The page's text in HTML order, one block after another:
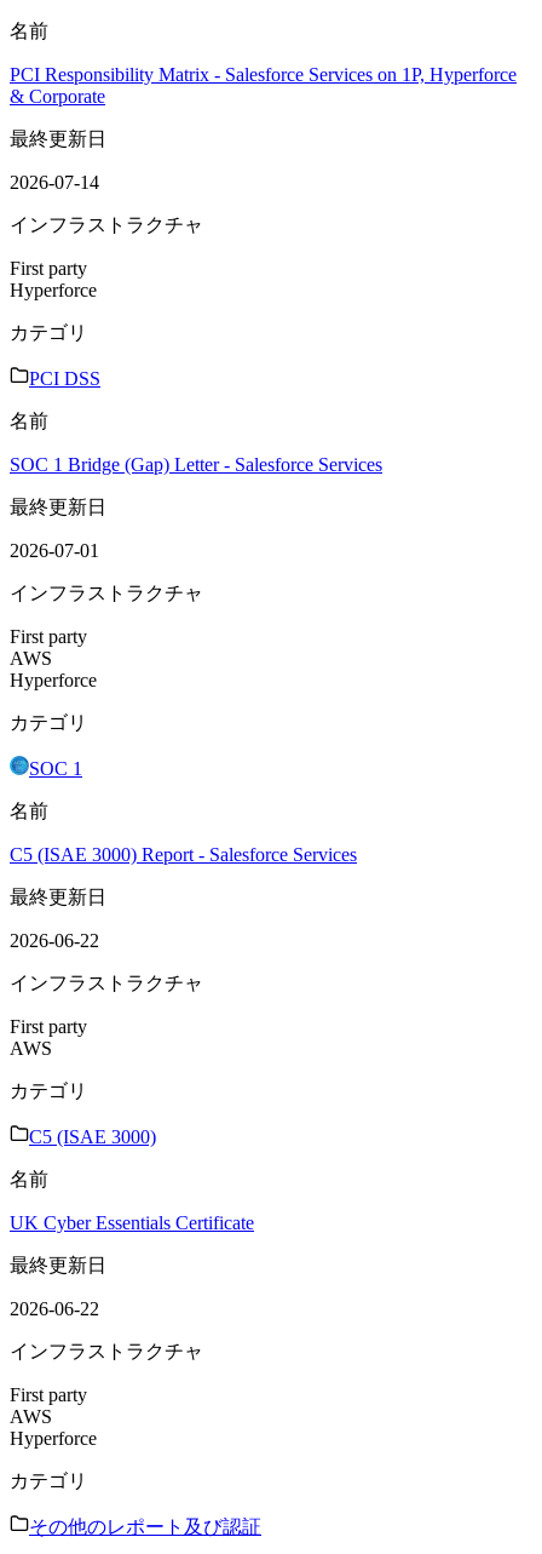
名前
PCI Responsibility Matrix - Salesforce Services on 1P, Hyperforce
& Corporate
最終更新日
2026-07-14
インフラストラクチャ
First party
Hyperforce
カテゴリ
PCI DSS
名前
SOC 1 Bridge (Gap) Letter - Salesforce Services
最終更新日
2026-07-01
インフラストラクチャ
First party
AWS
Hyperforce
カテゴリ
SOC 1
名前
C5 (ISAE 3000) Report - Salesforce Services
最終更新日
2026-06-22
インフラストラクチャ
First party
AWS
カテゴリ
C5 (ISAE 3000)
名前
UK Cyber Essentials Certificate
最終更新日
2026-06-22
インフラストラクチャ
First party
AWS
Hyperforce
カテゴリ
その他のレポート及び認証